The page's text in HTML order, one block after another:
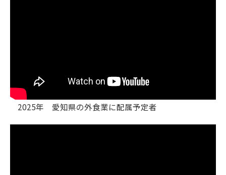
2025年 愛知県の外食業に配属予定者